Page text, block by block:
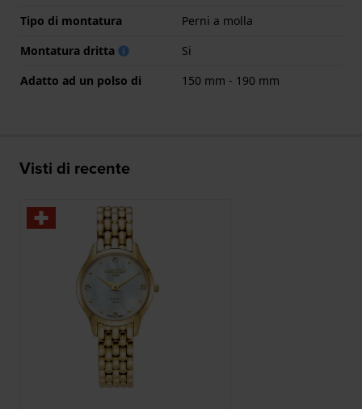
Tipo di montatura
Perni a molla
Montatura dritta
Si
Adatto ad un polso di
150 mm - 190 mm
Visti di recente